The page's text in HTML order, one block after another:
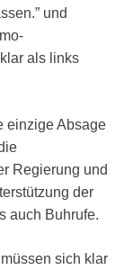
und
als links
einzige Absage
Regierung und
der
auch Buhrufe.
sich klar